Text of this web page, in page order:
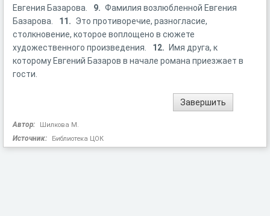
Евгения Базарова.
9. Фамилия возлюбленной Евгения
Базарова.
11. Это противоречие, разногласие,
столкновение, которое воплощено в сюжете
художественного произведения.
12.
Имя друга, к
которому Евгений Базаров в начале романа приезжает в
гости.
Автор: Шилкова М.
Источник: Библиотека ЦОК